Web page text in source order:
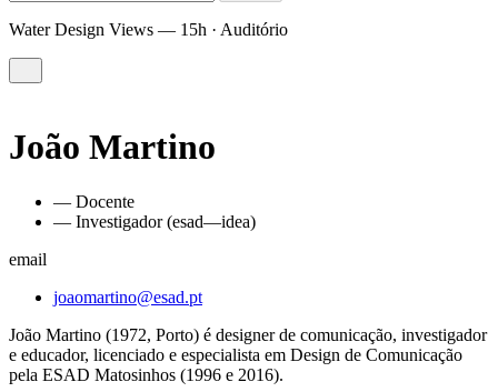
Water Design Views — 15h · Auditório
João Martino
— Docente
— Investigador (esad—idea)
email
joaomartino@esad.pt
João Martino (1972, Porto) é designer de comunicação, investigador
e educador, licenciado e especialista em Design de Comunicação
pela ESAD Matosinhos (1996 e 2016).